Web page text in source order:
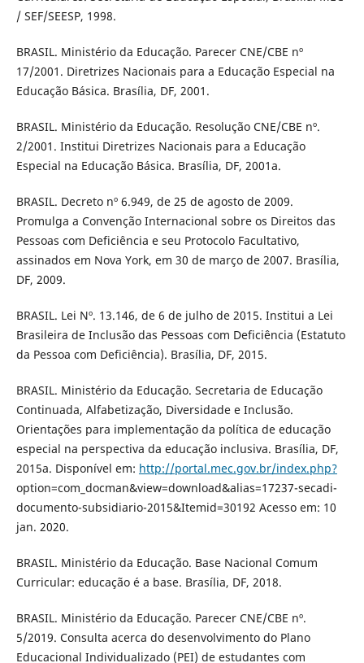
/ SEF/SEESP, 1998.
BRASIL. Ministério da Educação. Parecer CNE/CBE nº
17/2001. Diretrizes Nacionais para a Educação Especial na
Educação Básica. Brasília, DF, 2001.
BRASIL. Ministério da Educação. Resolução CNE/CBE nº.
2/2001. Institui Diretrizes Nacionais para a Educação
Especial na Educação Básica. Brasília, DF, 2001a.
BRASIL. Decreto nº 6.949, de 25 de agosto de 2009.
Promulga a Convenção Internacional sobre os Direitos das
Pessoas com Deficiência e seu Protocolo Facultativo,
assinados em Nova York, em 30 de março de 2007. Brasília,
DF, 2009.
BRASIL. Lei Nº. 13.146, de 6 de julho de 2015. Institui a Lei
Brasileira de Inclusão das Pessoas com Deficiência (Estatuto
da Pessoa com Deficiência). Brasília, DF, 2015.
BRASIL. Ministério da Educação. Secretaria de Educação
Continuada, Alfabetização, Diversidade e Inclusão.
Orientações para implementação da política de educação
especial na perspectiva da educação inclusiva. Brasília, DF,
2015a. Disponível em: http://portal.mec.gov.br/index.php?
option=com_docman&view=download&alias=17237-secadi-
documento-subsidiario-2015&Itemid=30192 Acesso em: 10
jan. 2020.
BRASIL. Ministério da Educação. Base Nacional Comum
Curricular: educação é a base. Brasília, DF, 2018.
BRASIL. Ministério da Educação. Parecer CNE/CBE nº.
5/2019. Consulta acerca do desenvolvimento do Plano
Educacional Individualizado (PEI) de estudantes com